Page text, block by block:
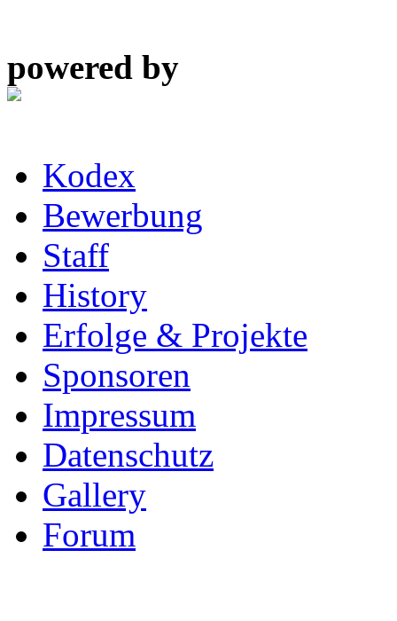
powered by
Kodex
Bewerbung
Staff
History
Erfolge & Projekte
Sponsoren
Impressum
Datenschutz
Gallery
Forum